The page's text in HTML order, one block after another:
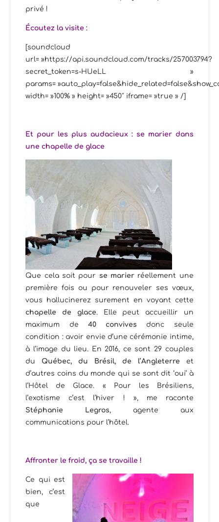
privé !
Écoutez la visite :
[soundcloud
url= »https://api.soundcloud.com/tracks/257003794?
secret_token=s-HUeLL »
params=
width= »100% » height= »450″ iframe= »true » /]
Et pour les plus audacieux : se marier dans
une chapelle de glace
Que cela soit pour se marierréellement une
première fois ou pour renouveler ses vœux,
vous hallucinerez surement en voyant cette
chapelle de glace. Elle peut accueillir un
maximum de 40 convives donc seule
condition : avoir envie d’une cérémonie intime,
à l’image du lieu. En 2016, ce sont 29 couples
du Québec, du Brésil, de l’Angleterre et
d’autres coins du monde qui se sont dit ‘oui’ à
l’Hôtel de Glace. « Pour les Brésiliens,
l’exotisme c’est l’hiver ! », me raconte
Stéphanie Legros, agente aux
communications pour l’hôtel.
Affronter le froid, ça se travaille !
Ce qui est
bien, c’est
que